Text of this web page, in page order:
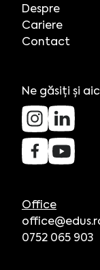
Despre
Cariere
Contact
Ne găsiți și
Office
0752 065 903